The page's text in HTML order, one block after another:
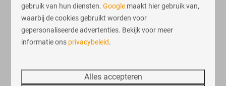
Bekijken
Meer resultaten (4)
gebruik van hun diensten.Google maakt hier gebruik van,
waarbij de cookies gebruikt worden voor
gepersonaliseerde advertenties. Bekijk voor meer
informatie ons privacybeleid.
Alles accepteren